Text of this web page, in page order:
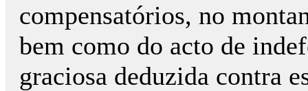
compensatórios, no
bem como do acto de
graciosa deduzida contra